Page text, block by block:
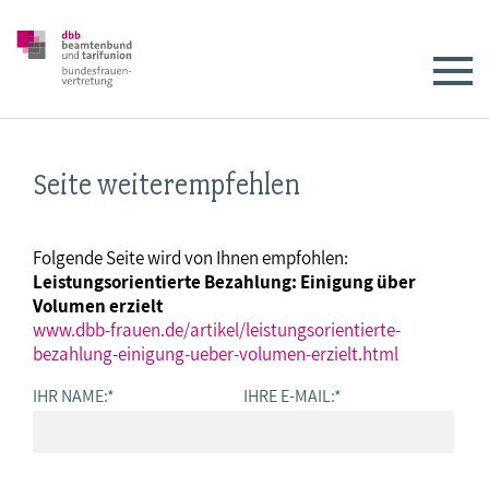
Seite weiterempfehlen
Folgende Seite wird von Ihnen empfohlen:
Leistungsorientierte Bezahlung: Einigung über
Volumen erzielt
www.dbb-frauen.de/artikel/leistungsorientierte-
bezahlung-einigung-ueber-volumen-erzielt.html
IHR NAME:* IHRE E-MAIL:*